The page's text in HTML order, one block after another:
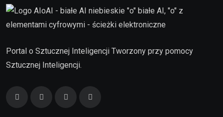
Portal o Sztucznej Inteligencji Tworzony przy pomocy
Sztucznej Inteligencji.